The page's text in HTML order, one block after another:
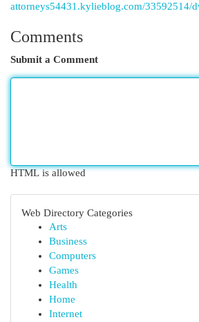
attorneys54431.kylieblog.com/33592514/
Comments
Submit a Comment
HTML is allowed
Web Directory Categories
Arts
Business
Computers
Games
Health
Home
Internet